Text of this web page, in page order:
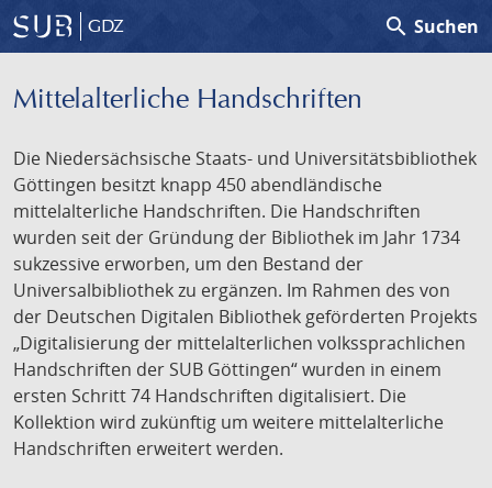
GDZ search Suchen
Mittelalterliche Handschriften
Die Niedersächsische Staats- und Universitätsbibliothek
Göttingen besitzt knapp 450 abendländische
mittelalterliche Handschriften. Die Handschriften
wurden seit der Gründung der Bibliothek im Jahr 1734
sukzessive erworben, um den Bestand der
Universalbibliothek zu ergänzen. Im Rahmen des von
der Deutschen Digitalen Bibliothek geförderten Projekts
„Digitalisierung der mittelalterlichen volkssprachlichen
Handschriften der SUB Göttingen“ wurden in einem
ersten Schritt 74 Handschriften digitalisiert. Die
Kollektion wird zukünftig um weitere mittelalterliche
Handschriften erweitert werden.